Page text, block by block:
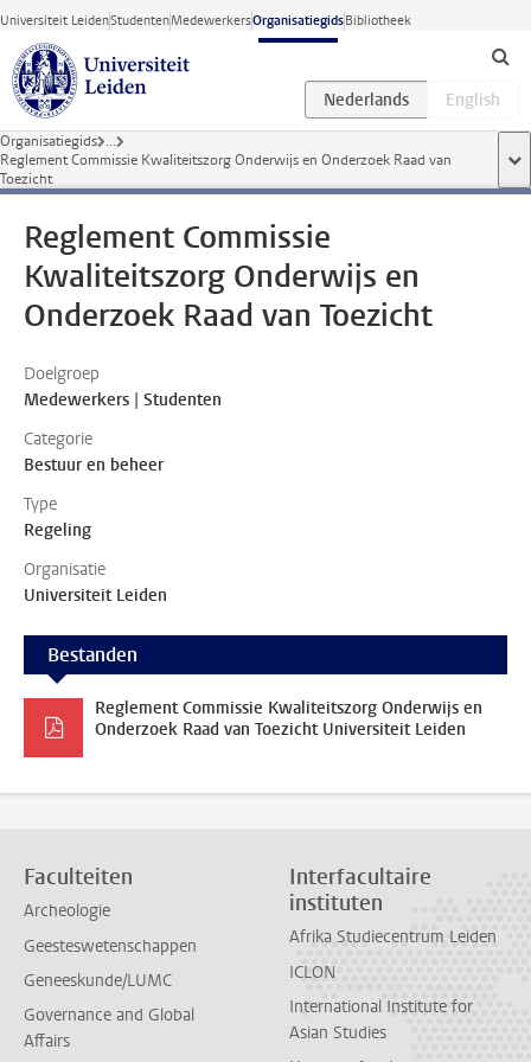
Ga direct naar de inhoud
Universiteit LeidenStudentenMedewerkersOrganisatiegidsBibliotheek
Organisatiegids ...
Reglement Commissie Kwaliteitszorg Onderwijs en Onderzoek Raad van
Toezicht
Reglement Commissie
Kwaliteitszorg Onderwijs en
Onderzoek Raad van Toezicht
Doelgroep
Medewerkers | Studenten
Categorie
Bestuur en beheer
Type
Regeling
Organisatie
Universiteit Leiden
Bestanden
Reglement Commissie Kwaliteitszorg Onderwijs en
Onderzoek Raad van Toezicht Universiteit Leiden
Faculteiten
Archeologie
Geesteswetenschappen
Geneeskunde/LUMC
Governance and Global
Affairs
Interfacultaire
instituten
Afrika Studiecentrum Leiden
ICLON
International Institute for
Asian Studies